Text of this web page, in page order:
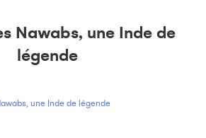
Nawabs, une Inde de
légende
une Inde de légende